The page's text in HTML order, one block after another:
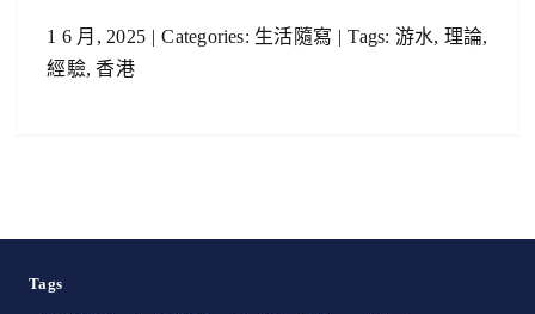
1 6 月, 2025 | Categories: 生活隨寫 | Tags: 游水, 理論,
經驗,香港
Tags